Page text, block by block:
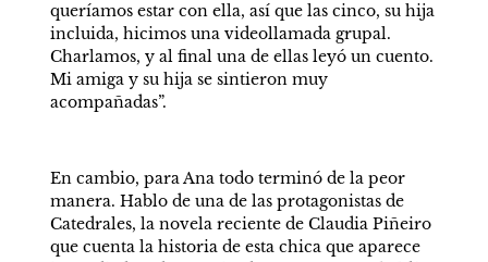
queríamos estar con ella, así que las cinco, su hija
incluida, hicimos una videollamada grupal.
Charlamos, y al final una de ellas leyó un cuento.
Mi amiga y su hija se sintieron muy
acompañadas”.
En cambio, para Ana todo terminó de la peor
manera. Hablo de una de las protagonistas de
Catedrales, la novela reciente de Claudia Piñeiro
que cuenta la historia de esta chica que aparece